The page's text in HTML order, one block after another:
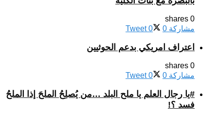
0 shares
مشاركة 0
Tweet 0
اعتراف امريكي بدعم الحوثيين
0 shares
مشاركة 0
Tweet 0
#يا رجال العلم يا ملح البلد …من يُصلِحُ الملحَ إذا الملحُ
فسد ؟!